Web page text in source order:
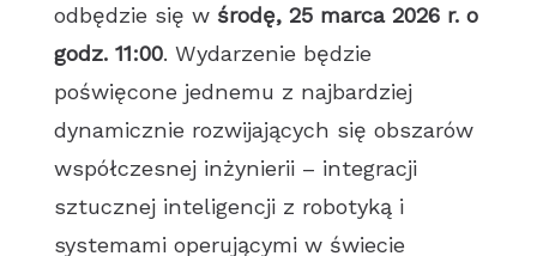
odbędzie się w środę, 25 marca 2026 r. o
godz. 11:00. Wydarzenie będzie
poświęcone jednemu z najbardziej
dynamicznie rozwijających się obszarów
współczesnej inżynierii – integracji
sztucznej inteligencji z robotyką i
systemami operującymi w świecie